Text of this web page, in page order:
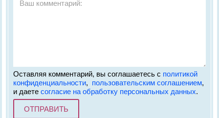
Оставляя комментарий, вы соглашаетесь с политикой
конфиденциальности, пользовательским соглашением,
и даетесогласие на обработку персональных данных.